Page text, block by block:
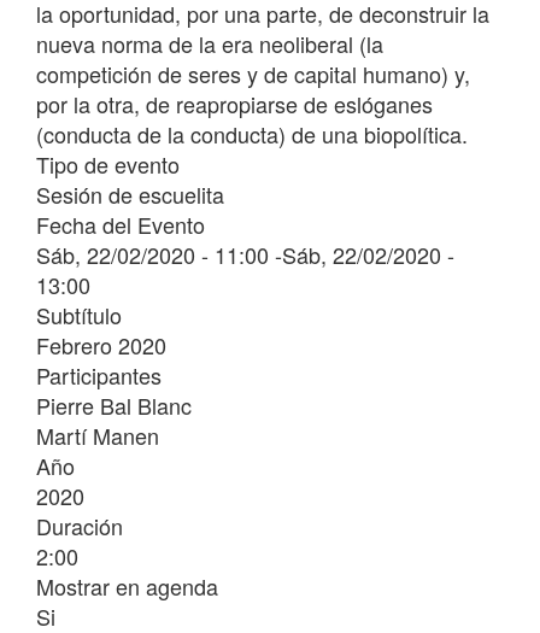
la oportunidad, por una parte, de deconstruir la
nueva norma de la era neoliberal (la
competición de seres y de capital humano) y,
por la otra, de reapropiarse de eslóganes
(conducta de la conducta) de una biopolítica.
Tipo de evento
Sesión de escuelita
Fecha del Evento
Sáb, 22/02/2020 - 11:00 -Sáb, 22/02/2020 -
13:00
Subtítulo
Febrero 2020
Participantes
Pierre Bal Blanc
Martí Manen
Año
2020
Duración
2:00
Mostrar en agenda
Si